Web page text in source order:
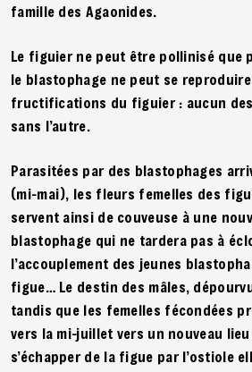
famille des Agaonides.
Le figuier ne peut être pollinisé que
le blastophage ne peut se
fructifications du figuier : aucun des
sans l’autre.
Parasitées par des blastophages
(mi-mai), les fleurs femelles des
servent ainsi de couveuse à une
blastophage qui ne tardera pas à
l’accouplement des jeunes
figue… Le destin des mâles,
tandis que les femelles fécondées
vers la mi-juillet vers un nouveau
s’échapper de la figue par l’ostiole